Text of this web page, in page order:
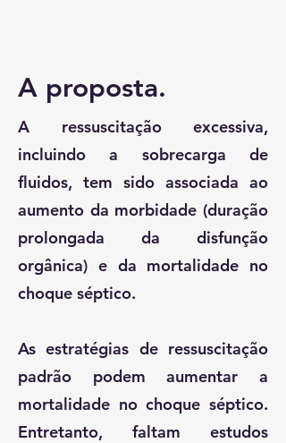
A proposta.
A ressuscitação excessiva,
incluindo a sobrecarga de
fluidos, tem sido associada ao
aumento da morbidade (duração
prolongada da disfunção
orgânica) e da mortalidade no
choque séptico.
As estratégias de ressuscitação
padrão podem aumentar a
mortalidade no choque séptico.
Entretanto, faltam estudos